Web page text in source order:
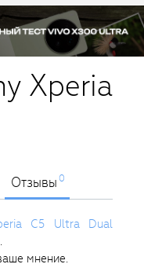
Xperia
Отзывы0
C5 Ultra Dual
мнение.